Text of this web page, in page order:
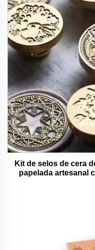
Kit de selos de cera
papelada artesanal